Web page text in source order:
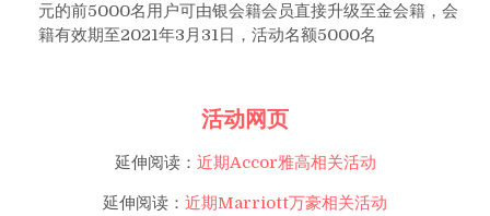
元的前5000名用户可由银会籍会员直接升级至金会籍，会
籍有效期至2021年3月31日，活动名额5000名
活动网页
延伸阅读： 近期Accor雅高相关活动
延伸阅读： 近期Marriott万豪相关活动